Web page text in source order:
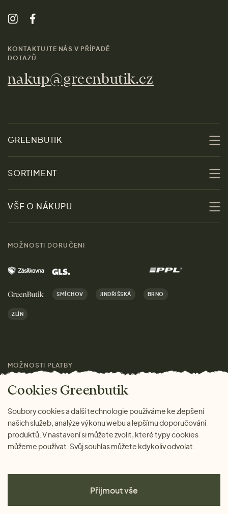
KONTAKTUJTE NÁS V PŘÍPADĚ
DOTAZŮ
nakup@greenbutik.cz
GREENBUTIK
Udržitelnost
Obchody
Kontakt
Kariéra
Značky
Magazín
SORTIMENT
Slevy
Ženy
Muži
Domov
Dárky
VŠE O NÁKUPU
Výhody nákupu u nás
MOŽNOSTI DORUČENI
SMÍCHOV JINDŘIŠSKÁ BRNO
ZLÍN
MOŽNOSTI PLATBY
Cookies Greenbutik
Soubory cookies a další technologie používáme ke zlepšení
našich služeb, analýze výkonu webu a lepšímu doporučování
produktů. V nastavení si můžete zvolit, které typy cookies
můžeme používat. Svůj souhlas můžete kdykoliv odvolat.
Přijmout vše